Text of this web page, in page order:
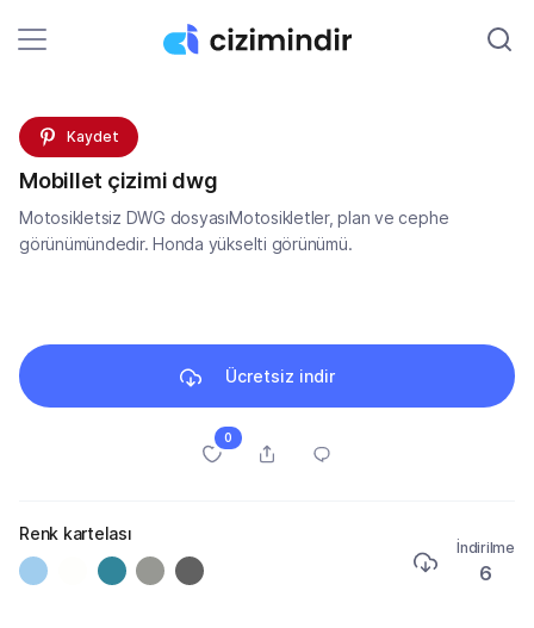
Kaydet
Mobillet çizimi dwg
Motosikletsiz DWG dosyasıMotosikletler, plan ve cephe
görünümündedir. Honda yükselti görünümü.
Ücretsiz indir
0
Renk kartelası
İndirilme
6